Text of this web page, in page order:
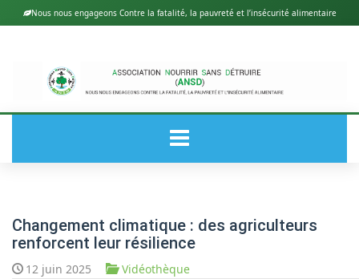
Nous nous engageons Contre la fatalité, la pauvreté et l’insécurité alimentaire
A PROPOS DE ANSD
Changement climatique : des agriculteurs
renforcent leur résilience
12 juin 2025 Vidéothèque